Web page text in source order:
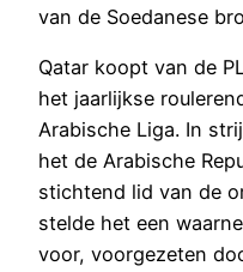
van de Soedanese
Qatar koopt van de
het jaarlijkse
Arabische Liga. In
het de Arabische
stichtend lid van de
stelde het een
voor, voorgezeten